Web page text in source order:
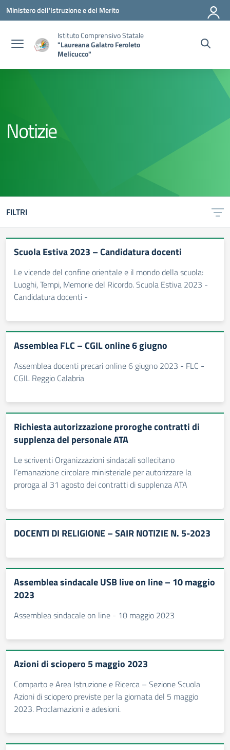
Vai ai contenuti
Vai al menu di navigazione
Vai al footer
Ministero dell'Istruzione e del Merito
Istituto Comprensivo Statale
"Laureana Galatro Feroleto
Melicucco"
Notizie
FILTRI
Scuola Estiva 2023 – Candidatura docenti
Le vicende del confine orientale e il mondo della scuola:
Luoghi, Tempi, Memorie del Ricordo. Scuola Estiva 2023 -
Candidatura docenti -
Assemblea FLC – CGIL online 6 giugno
Assemblea docenti precari online 6 giugno 2023 - FLC -
CGIL Reggio Calabria
Richiesta autorizzazione proroghe contratti di
supplenza del personale ATA
Le scriventi Organizzazioni sindacali sollecitano
l’emanazione circolare ministeriale per autorizzare la
proroga al 31 agosto dei contratti di supplenza ATA
DOCENTI DI RELIGIONE – SAIR NOTIZIE N. 5-2023
Assemblea sindacale USB live on line – 10 maggio
2023
Assemblea sindacale on line - 10 maggio 2023
Azioni di sciopero 5 maggio 2023
Comparto e Area Istruzione e Ricerca – Sezione Scuola
Azioni di sciopero previste per la giornata del 5 maggio
2023. Proclamazioni e adesioni.